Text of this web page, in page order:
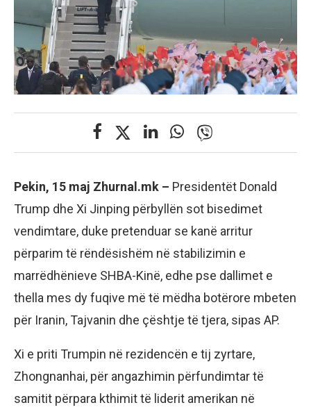
Pekin, 15 maj Zhurnal.mk – Presidentët Donald
Trump dhe Xi Jinping përbyllën sot bisedimet
vendimtare, duke pretenduar se kanë arritur
përparim të rëndësishëm në stabilizimin e
marrëdhënieve SHBA-Kinë, edhe pse dallimet e
thella mes dy fuqive më të mëdha botërore mbeten
për Iranin, Tajvanin dhe çështje të tjera, sipas AP.
Xi e priti Trumpin në rezidencën e tij zyrtare,
Zhongnanhai, për angazhimin përfundimtar të
samitit përpara kthimit të liderit amerikan në